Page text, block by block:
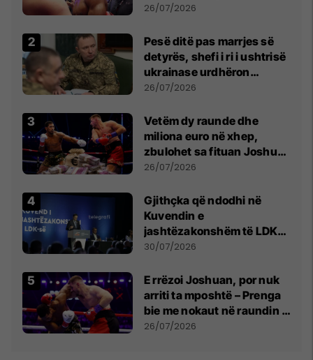
26/07/2026
Pesë ditë pas marrjes së
detyrës, shefi i ri i ushtrisë
ukrainase urdhëron
kontroll të madh
26/07/2026
Vetëm dy raunde dhe
miliona euro në xhep,
zbulohet sa fituan Joshua
e Prenga
26/07/2026
Gjithçka që ndodhi në
Kuvendin e
jashtëzakonshëm të LDK-
së
30/07/2026
E rrëzoi Joshuan, por nuk
arriti ta mposhtë – Prenga
bie me nokaut në raundin e
dytë
26/07/2026